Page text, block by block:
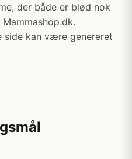
der både er blød nok
side kan være genereret